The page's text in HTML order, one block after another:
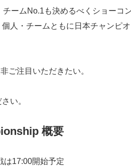
ームNo.1も決めるべくショーコ
人・チームともに日本チャンピ
ご注目いただきたい。
い。
概要
は17:00開始予定